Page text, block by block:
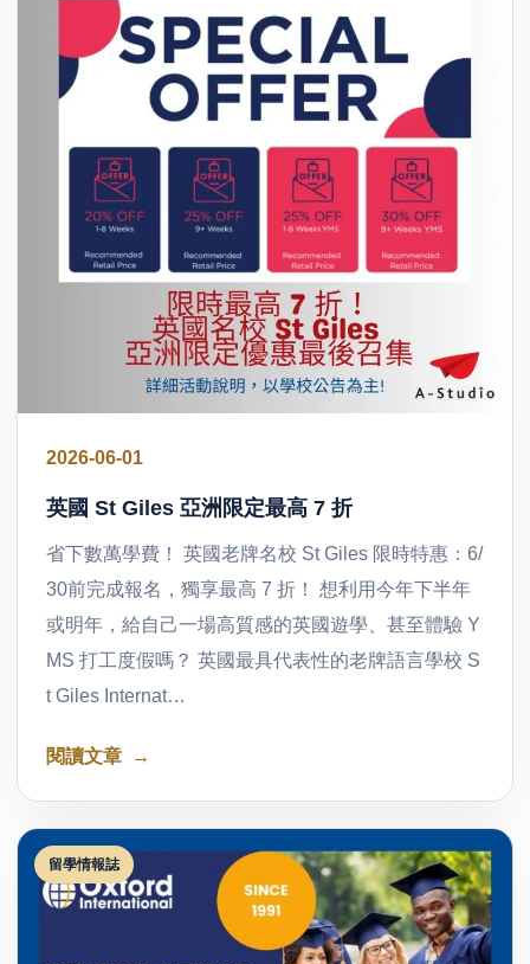
2026-06-01
英國 St Giles 亞洲限定最高 7 折
省下數萬學費！ 英國老牌名校 St Giles 限時特惠：6/
30前完成報名，獨享最高 7 折！ 想利用今年下半年
或明年，給自己一場高質感的英國遊學、甚至體驗 Y
MS 打工度假嗎？ 英國最具代表性的老牌語言學校 S
t Giles Internat…
閱讀文章
留學情報誌